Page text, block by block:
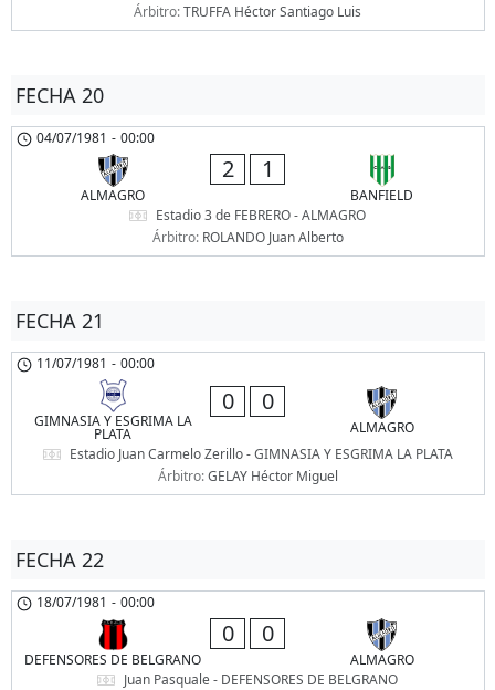
Árbitro:TRUFFA Héctor Santiago Luis
FECHA 20
04/07/1981 - 00:00
ALMAGRO
2 1
BANFIELD
Estadio 3 de FEBRERO - ALMAGRO
Árbitro: ROLANDO Juan Alberto
FECHA 21
11/07/1981 - 00:00
GIMNASIA Y ESGRIMA LA
PLATA
0 0
ALMAGRO
Estadio Juan Carmelo Zerillo - GIMNASIA Y ESGRIMA LA PLATA
Árbitro:GELAY Héctor Miguel
FECHA 22
18/07/1981 - 00:00
DEFENSORES DE BELGRANO
0 0
ALMAGRO
Juan Pasquale - DEFENSORES DE BELGRANO